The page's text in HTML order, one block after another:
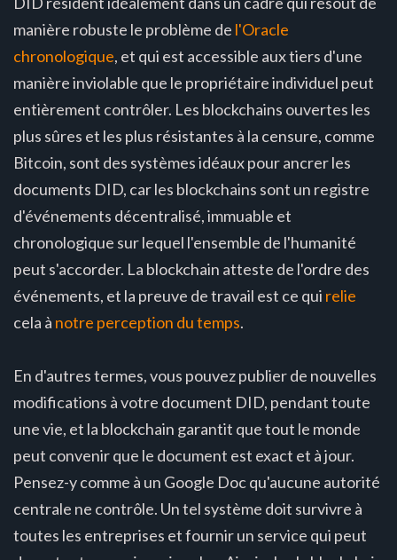
manière robuste le problème de l'Oracle
chronologique, et qui est accessible aux tiers d'une
manière inviolable que le propriétaire individuel peut
entièrement contrôler. Les blockchains ouvertes les
plus sûres et les plus résistantes à la censure, comme
Bitcoin, sont des systèmes idéaux pour ancrer les
documents DID, car les blockchains sont un registre
d'événements décentralisé, immuable et
chronologique sur lequel l'ensemble de l'humanité
peut s'accorder. La blockchain atteste de l'ordre des
événements, et la preuve de travail est ce qui relie
cela à notre perception du temps.
En d'autres termes, vous pouvez publier de nouvelles
modifications à votre document DID, pendant toute
une vie, et la blockchain garantit que tout le monde
peut convenir que le document est exact et à jour.
Pensez-y comme à un Google Doc qu'aucune autorité
centrale ne contrôle. Un tel système doit survivre à
toutes les entreprises et fournir un service qui peut